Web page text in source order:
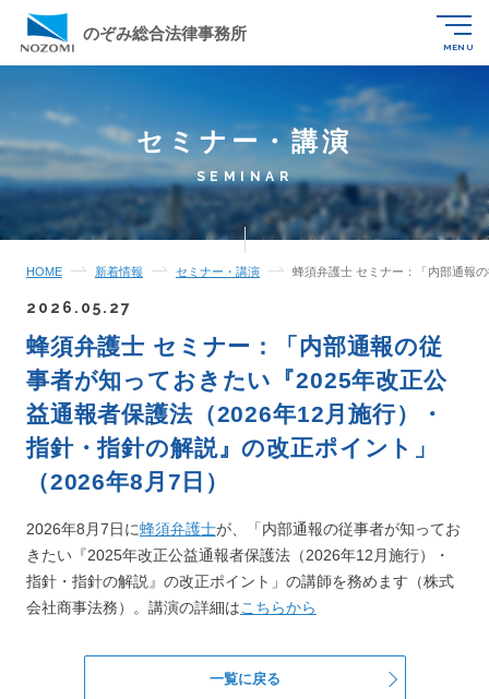
のぞみ総合法律事務所
MENU
セミナー・講演
SEMINAR
HOME 新着情報 セミナー・講演 蜂須弁護士 セミナー：「内部通報
2026.05.27
蜂須弁護士 セミナー：「内部通報の従
事者が知っておきたい『2025年改正公
益通報者保護法（2026年12月施行）・
指針・指針の解説』の改正ポイント」
（2026年8月7日）
2026年8月7日に蜂須弁護士が、「内部通報の従事者が知ってお
きたい『2025年改正公益通報者保護法（2026年12月施行）・
指針・指針の解説』の改正ポイント」 の講師を務めます（株式
会社商事法務）。 講演の詳細はこちらから
一覧に戻る